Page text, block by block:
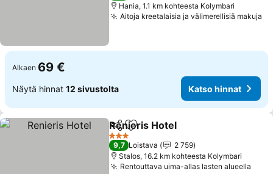
Hania, 1.1 km kohteesta Kolymbari
Aitoja kreetalaisia ja välimerellisiä makuja
Alkaen 69 €
Näytä hinnat 12 sivustolta Katso hinnat
Jaa Lisää suosikkeihin
Renieris Hotel
3 Tähtiluokitus
9,7 Loistava
2 759
Stalos, 16.2 km kohteesta Kolymbari
Rentouttava uima-allas lasten alueella